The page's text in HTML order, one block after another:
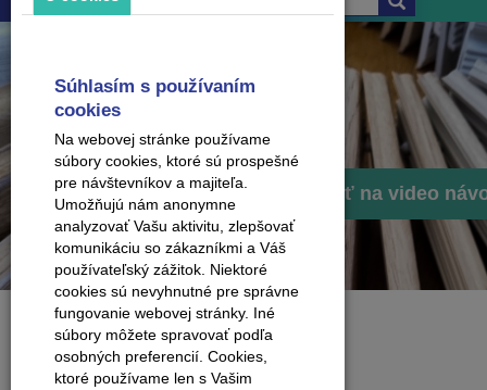
Prejsť na video
Zobraziť všetky novinky
Súhlasím s používaním
cookies
Na webovej stránke používame
súbory cookies, ktoré sú prospešné
pre návštevníkov a majiteľa.
Umožňujú nám anonymne
analyzovať Vašu aktivitu, zlepšovať
komunikáciu so zákazníkmi a Váš
používateľský zážitok. Niektoré
cookies sú nevyhnutné pre správne
fungovanie webovej stránky. Iné
súbory môžete spravovať podľa
osobných preferencií. Cookies,
ktoré používame len s Vašim